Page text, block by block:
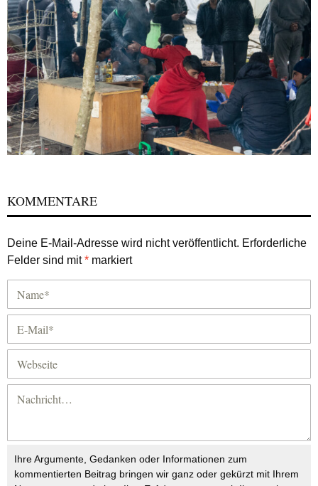
KOMMENTARE
Deine E-Mail-Adresse wird nicht veröffentlicht. Erforderliche
Felder sind mit* markiert
Ihre Argumente, Gedanken oder Informationen zum
kommentierten Beitrag bringen wir ganz oder gekürzt mit Ihrem